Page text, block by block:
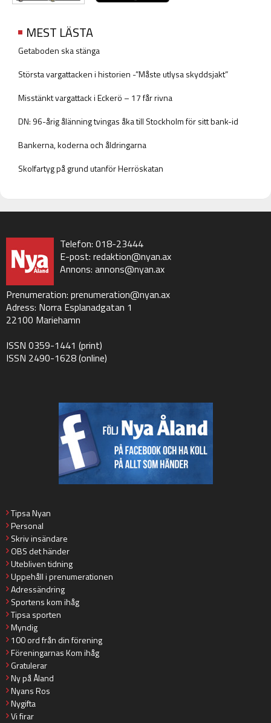
MEST LÄSTA
Getaboden ska stänga
Största vargattacken i historien -”Måste utlysa skyddsjakt”
Misstänkt vargattack i Eckerö – 17 får rivna
DN: 96-årig ålänning tvingas åka till Stockholm för sitt bank-id
Bankerna, koderna och åldringarna
Skolfartyg på grund utanför Herröskatan
Telefon: 018-23444
E-post: redaktion@nyan.ax
Annons: annons@nyan.ax
Prenumeration: prenumeration@nyan.ax
Adress: Norra Esplanadgatan 1
22100 Mariehamn
ISSN 0359-1441 (print)
ISSN 2490-1628 (online)
Tipsa Nyan
Personal
Skriv insändare
OBS det händer
Utebliven tidning
Uppehåll i prenumerationen
Adressändring
Sportens kom ihåg
Tipsa sporten
Myndig
100 ord från din förening
Föreningarnas Kom ihåg
Gratulerar
Ny på Åland
Nyans Ros
Nygifta
Vi firar